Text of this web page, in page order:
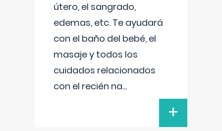
útero, el sangrado,
edemas, etc. Te ayudará
con el baño del bebé, el
masaje y todos los
cuidados relacionados
con el recién na...
+